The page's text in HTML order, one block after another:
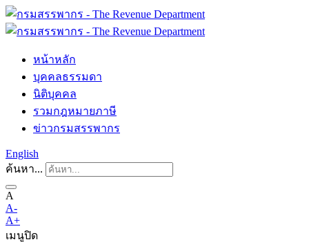
หน้าหลัก
บุคคลธรรมดา
นิติบุคคล
รวมกฎหมายภาษี
ข่าวกรมสรรพากร
English
ค้นหา...
A
A-
A+
เมนูปิด